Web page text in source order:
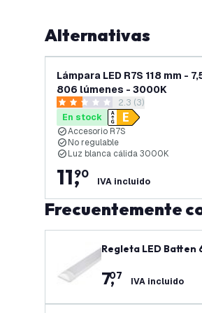
Alternativas
Lámpara LED R7S 118 mm -
806 lúmenes - 3000K
abrir el panel de
2.3 estrellas de puntuación
2.3 (3)
En stock
Accesorio R7S
No regulable
Luz blanca cálida 3000K
11,
90
IVA incluido
Frecuentemente
Regleta LED Batten
7,
07 IVA incluido